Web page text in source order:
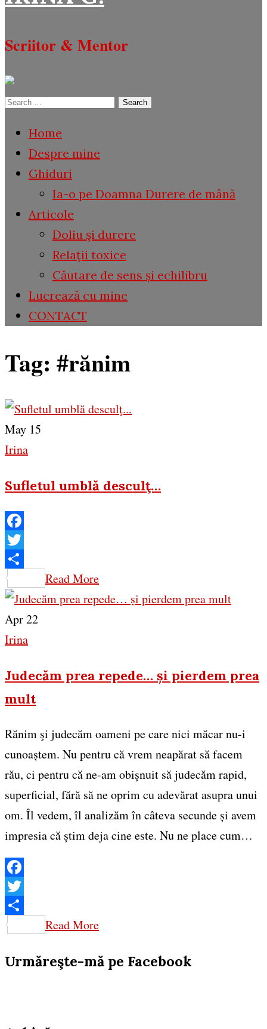
Scriitor & Mentor
Search
Home
Despre mine
Ghiduri
Ia-o pe Doamna Durere de mână
Articole
Doliu şi durere
Relaţii toxice
Căutare de sens și echilibru
Lucrează cu mine
CONTACT
Tag: #rănim
May 15
Irina
Sufletul umblă desculţ…
Facebook
Twitter
Share
Read More
Apr 22
Irina
Judecăm prea repede… și pierdem prea
mult
Rănim şi judecăm oameni pe care nici măcar nu-i
cunoaștem. Nu pentru că vrem neapărat să facem
rău, ci pentru că ne-am obișnuit să judecăm rapid,
superficial, fără să ne oprim cu adevărat asupra unui
om. Îl vedem, îl analizăm în câteva secunde și avem
impresia că știm deja cine este. Nu ne place cum…
Facebook
Twitter
Share
Read More
Urmăreşte-mă pe Facebook